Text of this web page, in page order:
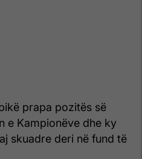
prapa pozitës së
e Kampionëve dhe ky
skuadre deri në fund të